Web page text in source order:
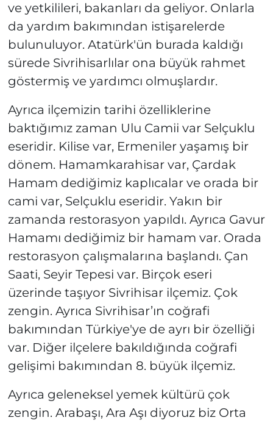
ve yetkilileri, bakanları da geliyor. Onlarla
da yardım bakımından istişarelerde
bulunuluyor. Atatürk'ün burada kaldığı
sürede Sivrihisarlılar ona büyük rahmet
göstermiş ve yardımcı olmuşlardır.
Ayrıca ilçemizin tarihi özelliklerine
baktığımız zaman Ulu Camii var Selçuklu
eseridir. Kilise var, Ermeniler yaşamış bir
dönem. Hamamkarahisar var, Çardak
Hamam dediğimiz kaplıcalar ve orada bir
cami var, Selçuklu eseridir. Yakın bir
zamanda restorasyon yapıldı. Ayrıca Gavur
Hamamı dediğimiz bir hamam var. Orada
restorasyon çalışmalarına başlandı. Çan
Saati, Seyir Tepesi var. Birçok eseri
üzerinde taşıyor Sivrihisar ilçemiz. Çok
zengin. Ayrıca Sivrihisar’ın coğrafi
bakımından Türkiye'ye de ayrı bir özelliği
var. Diğer ilçelere bakıldığında coğrafi
gelişimi bakımından 8. büyük ilçemiz.
Ayrıca geleneksel yemek kültürü çok
zengin. Arabaşı, Ara Aşı diyoruz biz Orta